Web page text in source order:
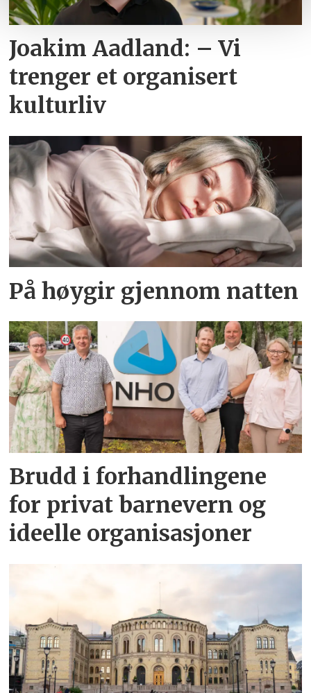
Joakim Aadland: – Vi
trenger et organisert
kulturliv
På høygir gjennom natten
Brudd i forhandlingene
for privat barnevern og
ideelle organisasjoner